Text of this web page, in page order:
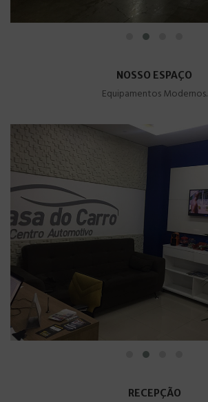
NOSSO ESPAÇO
Equipamentos Modernos.
RECEPÇÃO